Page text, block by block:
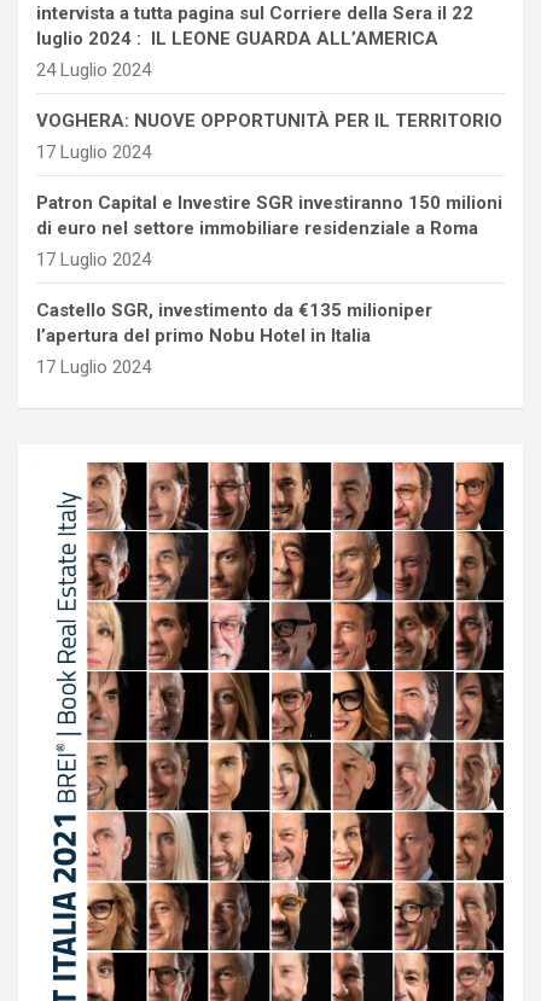
intervista a tutta pagina sul Corriere della Sera il 22
luglio 2024 : IL LEONE GUARDA ALL’AMERICA
24 Luglio 2024
VOGHERA: NUOVE OPPORTUNITÀ PER IL TERRITORIO
17 Luglio 2024
Patron Capital e Investire SGR investiranno 150 milioni
di euro nel settore immobiliare residenziale a Roma
17 Luglio 2024
Castello SGR, investimento da €135 milioniper
l’apertura del primo Nobu Hotel in Italia
17 Luglio 2024